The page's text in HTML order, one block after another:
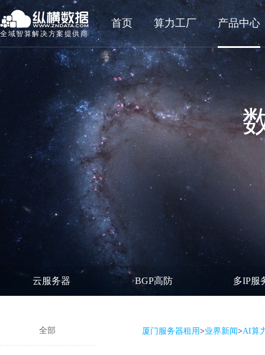
全域智算解决方案提供商
首页 算力工厂 产品中心
云服务器 BGP高防 多IP服
全部 厦门服务器租用>业界新闻>AI算